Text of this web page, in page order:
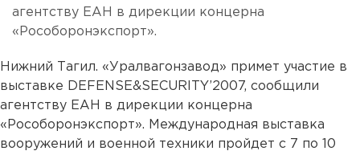
агентству ЕАН в дирекции концерна
«Рособоронэкспорт».
Нижний Тагил. «Уралвагонзавод» примет участие в
выставке DEFENSE&SECURITY’2007, сообщили
агентству ЕАН в дирекции концерна
«Рособоронэкспорт». Международная выставка
вооружений и военной техники пройдет с 7 по 10